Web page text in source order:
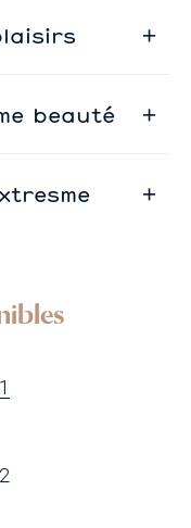
beauté